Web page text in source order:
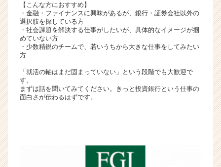
就
活
サ
イ
ト
キ
ャ
リ
【こんな方におすすめ】
・金融・ファイナンスに興味があるが、銀行・証券会社以外の
選択肢を探している方
・社会課題を解決する仕事がしたいが、具体的なイメージが掴
めていない方
・少数精鋭のチームで、若いうちから大きな仕事をしてみたい
方
「就活の軸はまだ固まっていない」という段階でも大歓迎で
す。
まずは話を聞いてみてください。きっと投資銀行という仕事の
面白さが伝わるはずです。